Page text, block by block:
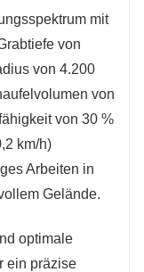
mit
von
von 4.200
von
von 30 %
km/h)
Arbeiten in
Gelände.
optimale
ein präzise